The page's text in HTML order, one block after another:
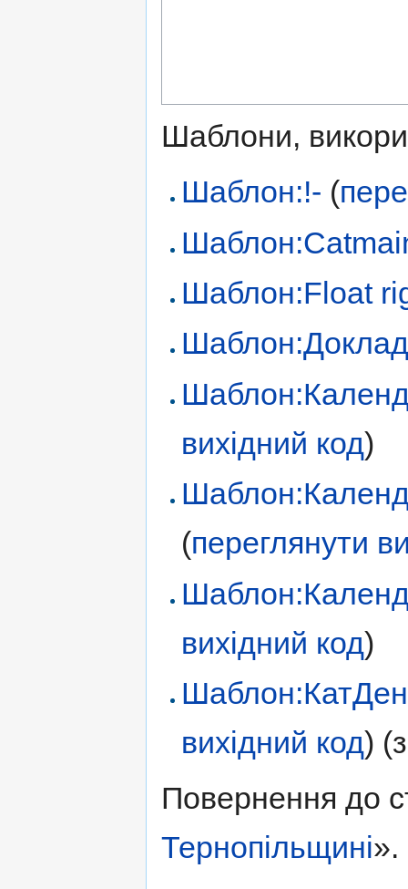
Шаблони,
Шаблон:!- (
Шаблон:Float
вихідний код)
(переглянути
вихідний код)
вихідний код)
Повернення до
Тернопільщині».